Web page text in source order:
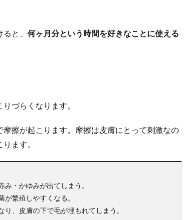
と、 何ヶ月分という時間を好きなことに使える
づらくなります。
擦が起こります。摩擦は皮膚にとって刺激なの
ます。
み・かゆみが出てしまう。
繁殖しやすくなる。
、皮膚の下で毛が埋もれてしまう。